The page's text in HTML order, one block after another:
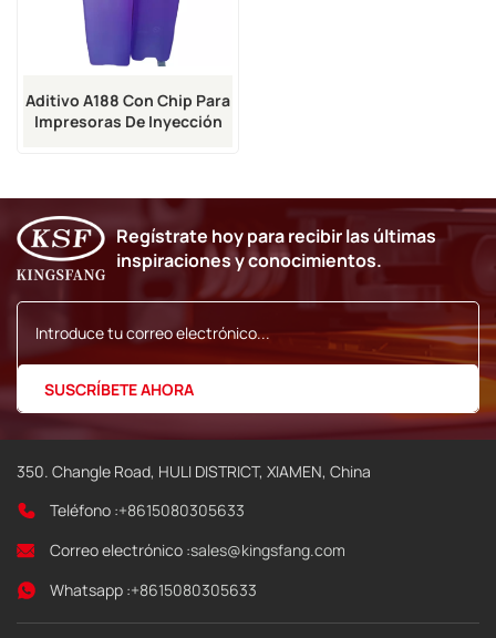
Aditivo A188 Con Chip Para
Impresoras De Inyección
Regístrate hoy para recibir las últimas
inspiraciones y conocimientos.
350. Changle Road, HULI DISTRICT, XIAMEN, China
Teléfono :+8615080305633
Correo electrónico :sales@kingsfang.com
Whatsapp :+8615080305633